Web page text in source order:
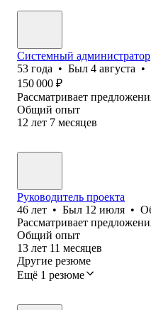
Системный администратор
53 года • Был 4 августа •
150 000 ₽
Рассматривает
Общий опыт
12 лет 7 месяцев
Руководитель проекта
46 лет • Был 12 июля •
Рассматривает
Общий опыт
13 лет 11 месяцев
Другие резюме
Ещё 1 резюме